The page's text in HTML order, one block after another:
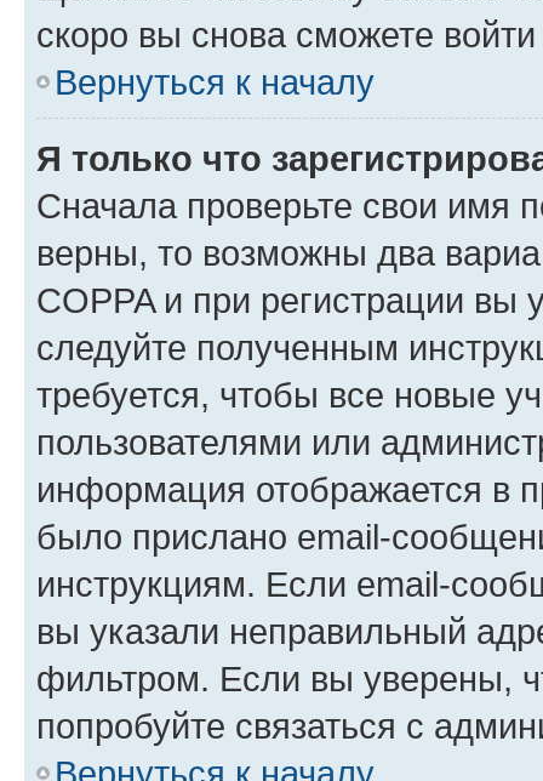
скоро вы снова сможете
Вернуться к началу
Я только что
Сначала проверьте свои имя
верны, то возможны два
COPPA и при регистрации вы
следуйте полученным
требуется, чтобы все новые
пользователями или
информация отображается в
было прислано email-
инструкциям. Если email-
вы указали неправильный
фильтром. Если вы уверены,
попробуйте связаться с
Вернуться к началу